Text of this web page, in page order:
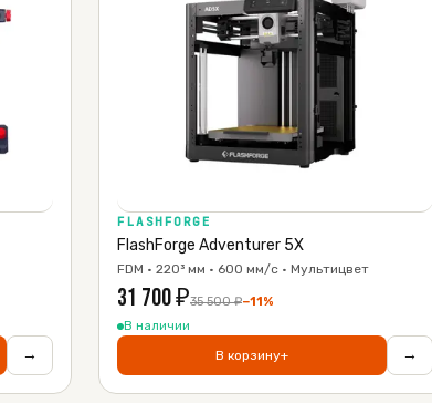
→
FLASHFORGE
FlashForge Adventurer 5X
FDM · 220³ мм · 600 мм/с · Мультицвет
31 700₽35 500₽−11%
В наличии
В корзину+ →